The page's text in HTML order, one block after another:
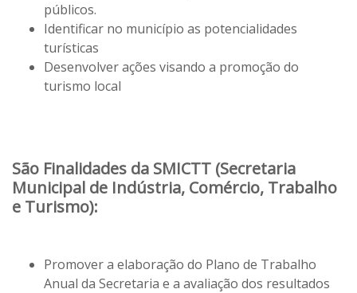
públicos.
Identificar no município as potencialidades
turísticas
Desenvolver ações visando a promoção do
turismo local
São Finalidades da SMICTT (Secretaria
Municipal de Indústria, Comércio, Trabalho
e Turismo):
Promover a elaboração do Plano de Trabalho
Anual da Secretaria e a avaliação dos resultados